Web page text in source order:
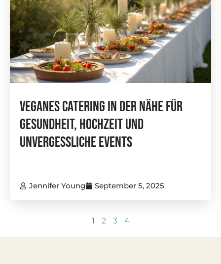
Veganes Catering In Der Nähe Für
Gesundheit, Hochzeit Und
Unvergessliche Events
Jennifer Young September 5, 2025
1 2 3 4